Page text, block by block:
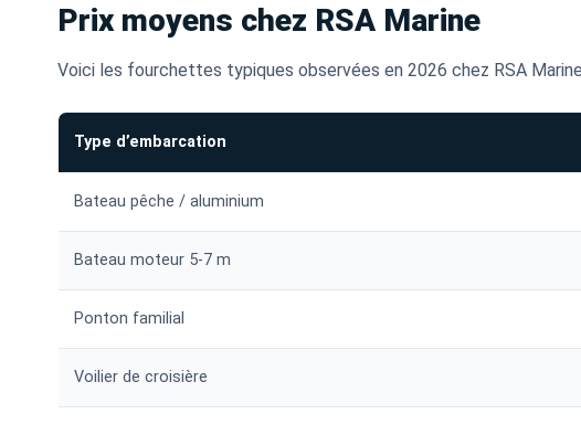
Prix moyens chez RSA Marine
Voici les fourchettes typiques observées en 2026 chez RSA
Type d’embarcation
Bateau pêche / aluminium
Bateau moteur 5-7 m
Ponton familial
Voilier de croisière